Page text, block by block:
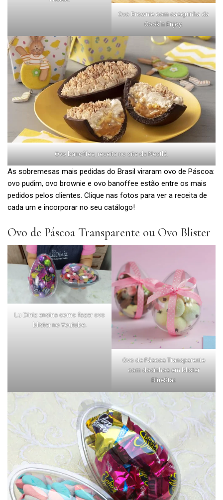
Ovo Brownie com casquinha da
Cook’n Enjoy.
Ovo banoffee, receita no site da Nestlé.
As sobremesas mais pedidas do Brasil viraram ovo de Páscoa:
ovo pudim, ovo brownie e ovo banoffee estão entre os mais
pedidos pelos clientes. Clique nas fotos para ver a receita de
cada um e incorporar no seu catálogo!
Ovo de Páscoa Transparente ou Ovo Blister
Lu Diniz ensina como fazer ovo
blister no Youtube.
Ovo de Páscoa Transparente
com docinhos em blister
BlueStar.